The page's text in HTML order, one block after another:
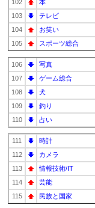
102
本
103
テレビ
104
お笑い
105
スポーツ総合
106 写真
107
ゲーム総合
108
犬
109
釣り
110
占い
111 時計
112
カメラ
113
情報技術/IT
114
芸能
115
民族と国家